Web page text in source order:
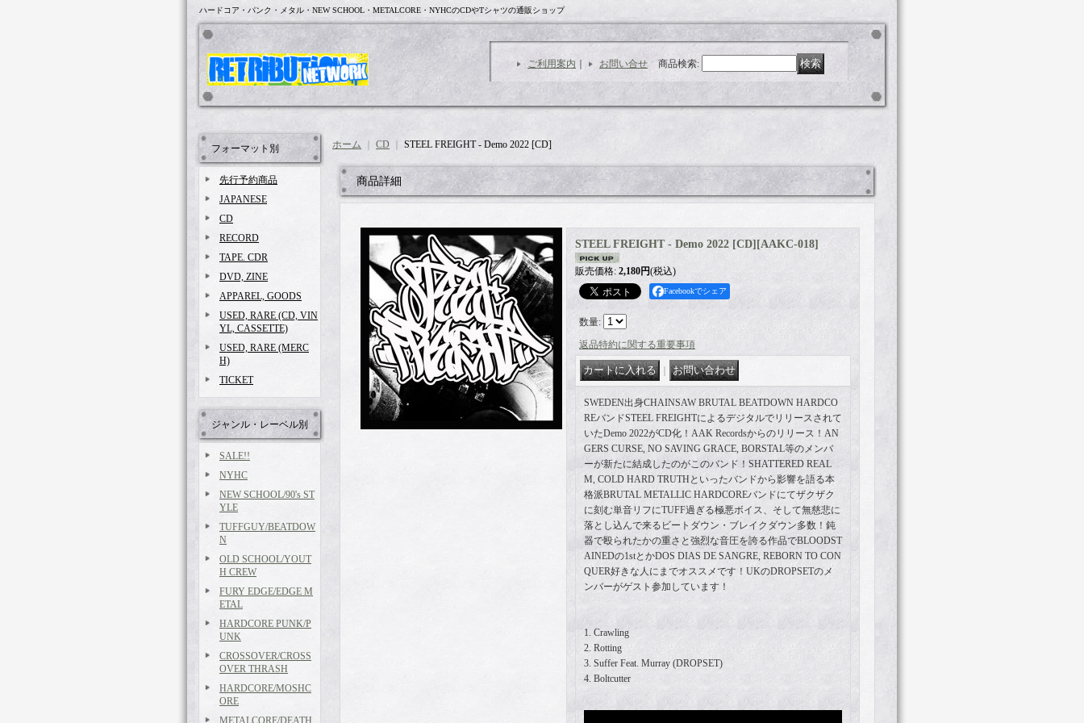
ハードコア・パンク・メタル・NEW SCHOOL・METALCORE・NYHCのCDやTシャツの通販ショップ
ご利用案内 お問い合せ 商品検索:
フォーマット別
先行予約商品
JAPANESE
CD
RECORD
TAPE. CDR
DVD, ZINE
APPAREL, GOODS
USED, RARE (CD, VIN
YL, CASSETTE)
USED, RARE (MERC
H)
TICKET
ジャンル・レーベル別
SALE!!
NYHC
NEW SCHOOL/90's ST
YLE
TUFFGUY/BEATDOW
N
OLD SCHOOL/YOUT
H CREW
FURY EDGE/EDGE M
ETAL
HARDCORE PUNK/P
UNK
CROSSOVER/CROSS
OVER THRASH
HARDCORE/MOSHC
ORE
METALCORE/DEATH
ホーム CD STEEL FREIGHT - Demo 2022 [CD]
商品詳細
STEEL FREIGHT - Demo 2022 [CD] [AAKC-018]
販売価格: 2,180円(税込)
Facebookでシェア
数量:
返品特約に関する重要事項
SWEDEN出身CHAINSAW BRUTAL BEATDOWN HARDCO
REバンドSTEEL FREIGHTによるデジタルでリリースされて
いたDemo 2022がCD化！AAK Recordsからのリリース！AN
GERS CURSE, NO SAVING GRACE, BORSTAL等のメンバ
ーが新たに結成したのがこのバンド！SHATTERED REAL
M, COLD HARD TRUTHといったバンドから影響を語る本
格派BRUTAL METALLIC HARDCOREバンドにてザクザク
に刻む単音リフにTUFF過ぎる極悪ボイス、そして無慈悲に
落とし込んで来るビートダウン・ブレイクダウン多数！鈍
器で殴られたかの重さと強烈な音圧を誇る作品でBLOODST
AINEDの1stとかDOS DIAS DE SANGRE, REBORN TO CON
QUER好きな人にまでオススメです！UKのDROPSETのメ
ンバーがゲスト参加しています！
1. Crawling
2. Rotting
3. Suffer Feat. Murray (DROPSET)
4. Boltcutter